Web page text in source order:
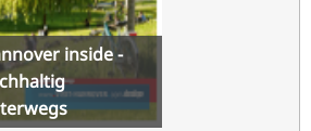
inside -